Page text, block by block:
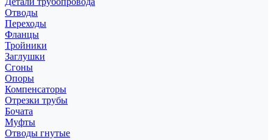
Отводы
Переходы
Фланцы
Тройники
Заглушки
Сгоны
Опоры
Компенсаторы
Отрезки трубы
Бочата
Муфты
Отводы гнутые